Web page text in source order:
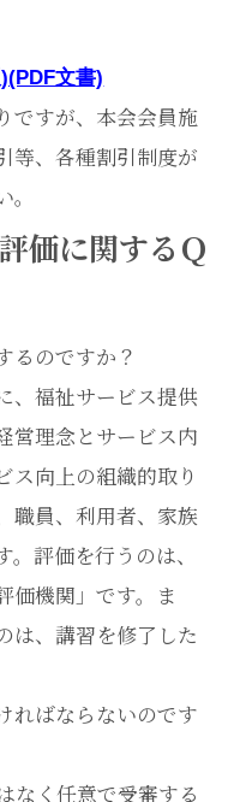
文書)
ですが、本会会員施
等、各種割引制度が
価に関するＱ
るのですか？
、福祉サービス提供
営理念とサービス内
ス向上の組織的取り
職員、利用者、家族
評価を行うのは、
価機関」です。ま
は、講習を修了した
ればならないのです
なく任意で受審する